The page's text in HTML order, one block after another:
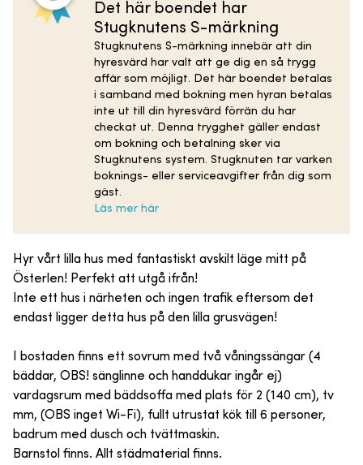
Det här boendet har
Stugknutens S-märkning
Stugknutens S-märkning innebär att din
hyresvärd har valt att ge dig en så trygg
affär som möjligt. Det här boendet betalas
i samband med bokning men hyran betalas
inte ut till din hyresvärd förrän du har
checkat ut. Denna trygghet gäller endast
om bokning och betalning sker via
Stugknutens system. Stugknuten tar varken
boknings- eller serviceavgifter från dig som
gäst.
Läs mer här
Hyr vårt lilla hus med fantastiskt avskilt läge mitt på
Österlen! Perfekt att utgå ifrån!
Inte ett hus i närheten och ingen trafik eftersom det
endast ligger detta hus på den lilla grusvägen!
I bostaden finns ett sovrum med två våningssängar (4
bäddar, OBS! sänglinne och handdukar ingår ej)
vardagsrum med bäddsoffa med plats för 2 (140 cm), tv
mm, (OBS inget Wi-Fi), fullt utrustat kök till 6 personer,
badrum med dusch och tvättmaskin.
Barnstol finns. Allt städmaterial finns.